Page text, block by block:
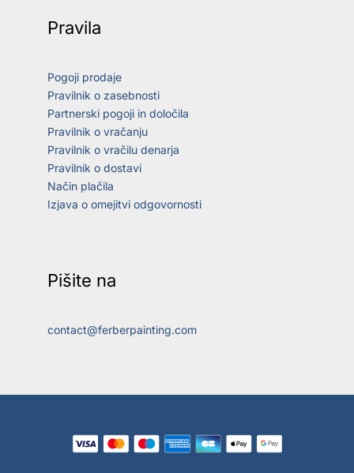
Pravila
Pogoji prodaje
Pravilnik o zasebnosti
Partnerski pogoji in določila
Pravilnik o vračanju
Pravilnik o vračilu denarja
Pravilnik o dostavi
Način plačila
Izjava o omejitvi odgovornosti
Pišite na
contact@ferberpainting.com